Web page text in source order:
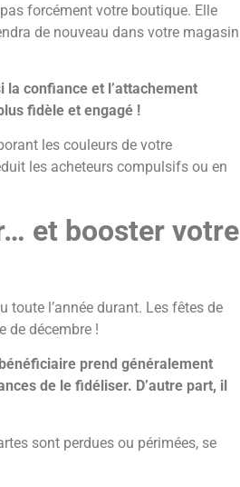
forcément votre boutique. Elle
de nouveau dans votre magasin
la confiance et l’attachement
fidèle et engagé !
les couleurs de votre
les acheteurs compulsifs ou en
et booster votre
l’année durant. Les fêtes de
de décembre !
bénéficiaire prend généralement
de le fidéliser. D’autre part, il
sont perdues ou périmées, se